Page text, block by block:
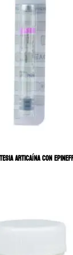
ARTICAÍNA CON